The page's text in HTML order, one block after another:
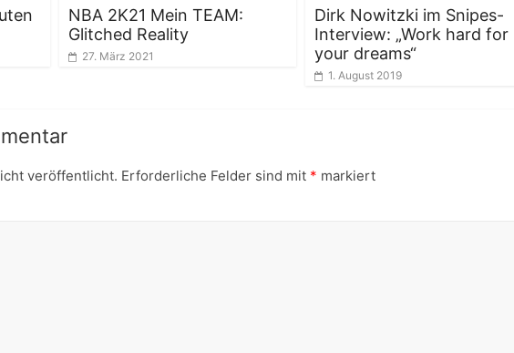
NBA 2K21 Mein TEAM:
Glitched Reality
27. März 2021
Dirk Nowitzki im Snipes-
Interview: „Work hard for
your dreams“
1. August 2019
veröffentlicht. Erforderliche Felder sind mit * markiert